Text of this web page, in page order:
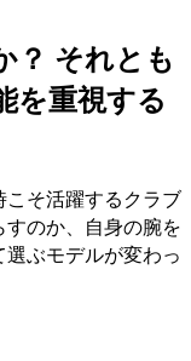
？ それとも
を重視する
そ活躍するクラブ
のか、自身の腕を
ぶモデルが変わっ